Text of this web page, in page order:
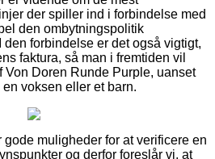
der spiller ind i forbindelse med
den ombytningspolitik
forbindelse er det også vigtigt,
faktura, så man i fremtiden vil
Von Doren Runde Purple, uanset
voksen eller et barn.
muligheder for at verificere en
og derfor foreslår vi, at